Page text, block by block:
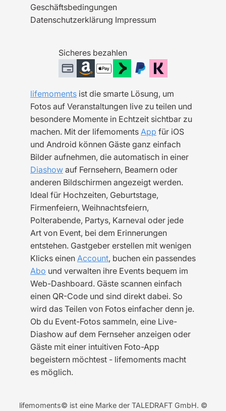
Geschäftsbedingungen
Datenschutzerklärung Impressum
Sicheres bezahlen
lifemoments ist die smarte Lösung, um
Fotos auf Veranstaltungen live zu teilen und
besondere Momente in Echtzeit sichtbar zu
machen. Mit der lifemoments App für iOS
und Android können Gäste ganz einfach
Bilder aufnehmen, die automatisch in einer
Diashow auf Fernsehern, Beamern oder
anderen Bildschirmen angezeigt werden.
Ideal für Hochzeiten, Geburtstage,
Firmenfeiern, Weihnachtsfeiern,
Polterabende, Partys, Karneval oder jede
Art von Event, bei dem Erinnerungen
entstehen. Gastgeber erstellen mit wenigen
Klicks einen Account, buchen ein passendes
Abo und verwalten ihre Events bequem im
Web-Dashboard. Gäste scannen einfach
einen QR-Code und sind direkt dabei. So
wird das Teilen von Fotos einfacher denn je.
Ob du Event-Fotos sammeln, eine Live-
Diashow auf dem Fernseher anzeigen oder
Gäste mit einer intuitiven Foto-App
begeistern möchtest - lifemoments macht
es möglich.
lifemoments© ist eine Marke der TALEDRAFT GmbH. ©